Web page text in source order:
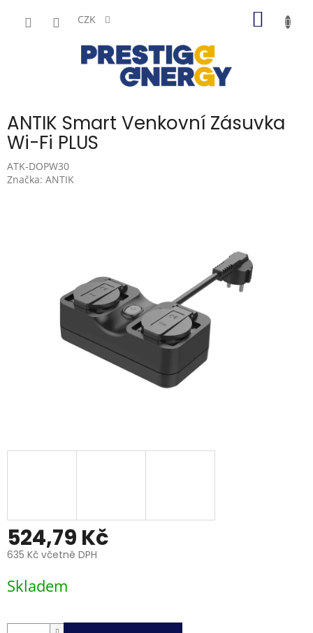
CZK
ANTIK Smart Venkovní Zásuvka
Wi-Fi PLUS
ATK-DOPW30
Značka: ANTIK
524,79 Kč
635 Kč včetně DPH
cena:
Skladem